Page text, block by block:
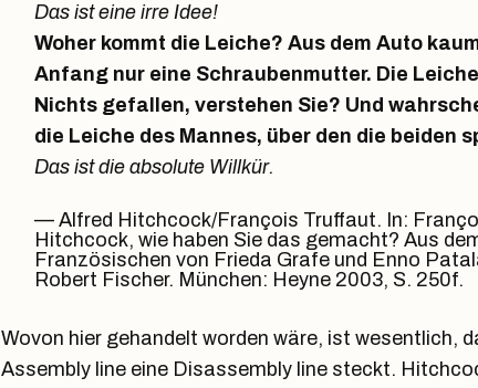
Das ist eine irre Idee!
Woher kommt die Leiche? Aus dem Auto
Anfang nur eine Schraubenmutter. Die
Nichts gefallen, verstehen Sie? Und
die Leiche des Mannes, über den die beiden
Das ist die absolute Willkür.
Alfred Hitchcock/François Truffaut. In:
Hitchcock, wie haben Sie das gemacht? Aus
Französischen von Frieda Grafe und Enno
Robert Fischer. München: Heyne 2003, S. 250f.
Wovon hier gehandelt worden wäre, ist wesentlich,
Assembly line eine Disassembly line steckt.